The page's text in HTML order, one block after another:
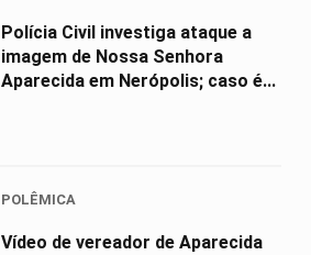
Polícia Civil investiga ataque a
imagem de Nossa Senhora
Aparecida em Nerópolis; caso é...
POLÊMICA
Vídeo de vereador de Aparecida